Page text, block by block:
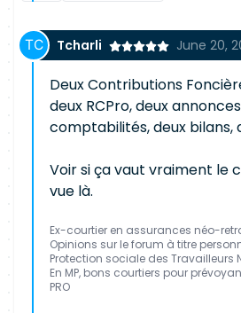
Tcharli June 20,
Deux Contributions
deux RCPro, deux
comptabilités, deux bilans,
Voir si ça vaut vraiment le
vue là.
Ex-courtier en assurances néo-
Opinions sur le forum à titre
Protection sociale des Travailleurs
En MP, bons courtiers pour
PRO